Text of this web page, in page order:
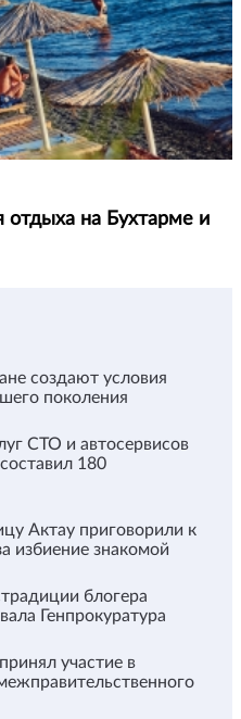
на Бухтарме и
создают условия
поколения
СТО и автосервисов
180
Актау приговорили к
избиение знакомой
блогера
Генпрокуратура
участие в